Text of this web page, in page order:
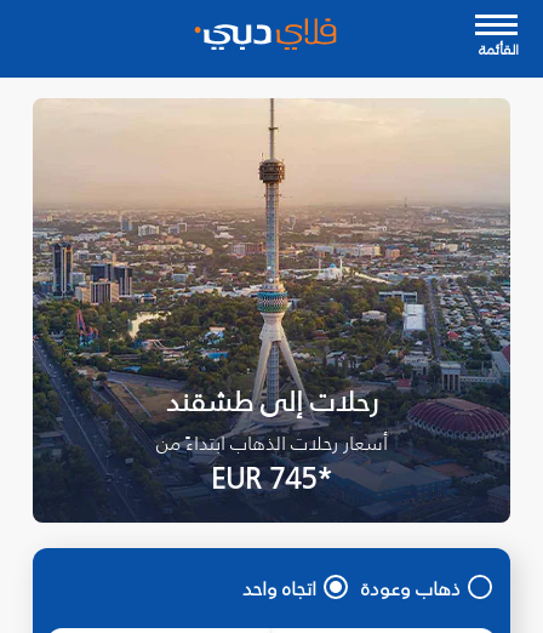
القأئمة
رحلات إلى طشقند
أسعار رحلات الذهاب ابتداءً من
*EUR 745
ذهاب وعودة اتجاه واحد